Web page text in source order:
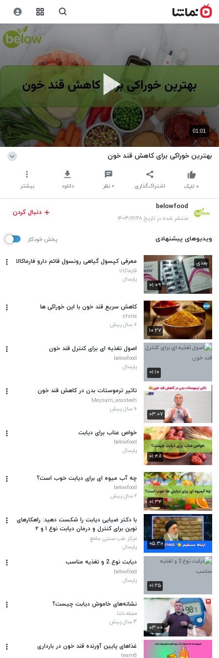
01:01
بهترین خوراکی برای کاهش قند خون
اشتراک‌گذاری ۰ نظر دانلود بیشتر ۰ لایک
belowfood
منتشر شده در تاریخ ۱۴۰۳/۱۲/۲۸
دنبال کردن
ویدیوهای پیشنهادی پخش خودکار
۰۱:۰۹
بعدی معرفی کپسول گیاهی رونسول قائم دارو فارماکالا
فارماکالا
پارسال
۱۰:۲۷
کاهش سریع قند خون با این خوراکی ها
shina
۶ سال پیش
۰۱:۱۰
اصول تغذیه ای برای کنترل قند خون
belowfood
پارسال
۰۳:۰۷
تاثیر ترموستات بدن در کاهش قند خون
Meysam_arasteeh
۶ سال پیش
۰۱:۴۸
خواص عناب برای دیابت
belowfood
پارسال
۰۱:۳۴
چه آب میوه ای برای دیابت خوب است؟
belowfood
۲ سال پیش
۰۵:۳۰
با دکتر ضیایی دیابت را شکست دهید: راهکارهای
نوین برای کنترل و درمان دیابت نوع ۱ و ۲
مرکز طب سنتی جامع
پارسال
۰۱:۲۵
دیابت نوع 2 و تغذیه مناسب
belowfood
پارسال
۰۳:۰۰
نشانه‌های خاموش دیابت چیست؟
مجله دلتا
۳ سال پیش
غذاهای پایین آورنده قند خون در بارداری
team8